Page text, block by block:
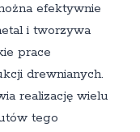
efektywnie
i tworzywa
prace
drewnianych.
realizację wielu
tego